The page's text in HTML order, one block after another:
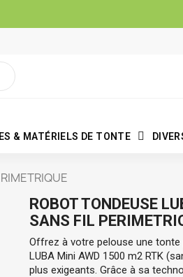
& MATÉRIELS DE TONTE
ROBOT TONDEUSE
SANS FIL
Offrez à votre pelouse une
LUBA Mini AWD 1500 m2 RTK
plus exigeants. Grâce à sa